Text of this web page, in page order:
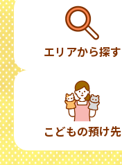
エリアから探す
こどもの預け先